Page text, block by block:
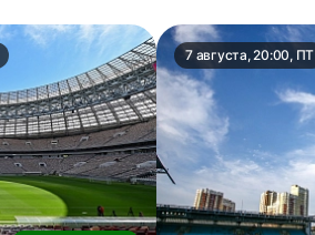
7 августа, 20:00, ПТ